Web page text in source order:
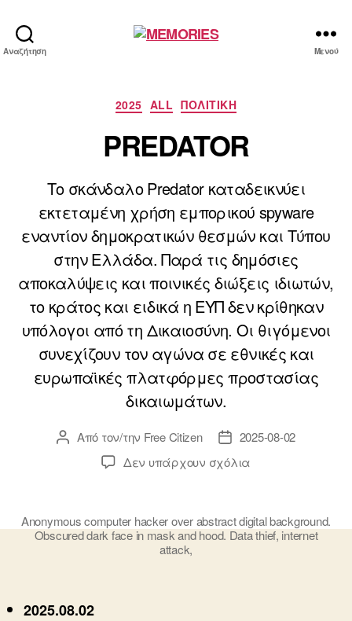
Αναζήτηση Μενού
Κατηγορίες
2025 ALL ΠΟΛΙΤΙΚΗ
PREDATOR
Το σκάνδαλο Predator καταδεικνύει
εκτεταμένη χρήση εμπορικού spyware
εναντίον δημοκρατικών θεσμών και Τύπου
στην Ελλάδα. Παρά τις δημόσιες
αποκαλύψεις και ποινικές διώξεις ιδιωτών,
το κράτος και ειδικά η ΕΥΠ δεν κρίθηκαν
υπόλογοι από τη Δικαιοσύνη. Οι θιγόμενοι
συνεχίζουν τον αγώνα σε εθνικές και
ευρωπαϊκές πλατφόρμες προστασίας
δικαιωμάτων.
Συντάκτης
άρθρου
Από τον/την Free Citizen
Ημ.
δημοσίευσης
2025-08-02
Δεν υπάρχουν σχόλια
Anonymous computer hacker over abstract digital background.
Obscured dark face in mask and hood. Data thief, internet
attack,
2025.08.02